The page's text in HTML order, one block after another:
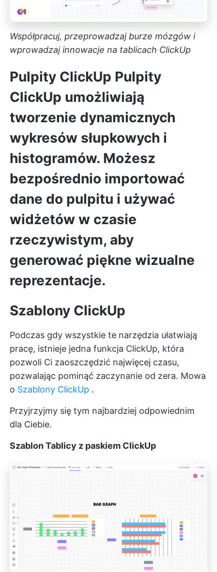
Współpracuj, przeprowadzaj burze mózgów i
wprowadzaj innowacje na tablicach ClickUp
Pulpity ClickUp Pulpity
ClickUp umożliwiają
tworzenie dynamicznych
wykresów słupkowych i
histogramów. Możesz
bezpośrednio importować
dane do pulpitu i używać
widżetów w czasie
rzeczywistym, aby
generować piękne wizualne
reprezentacje.
Szablony ClickUp
Podczas gdy wszystkie te narzędzia ułatwiają
pracę, istnieje jedna funkcja ClickUp, która
pozwoli Ci zaoszczędzić najwięcej czasu,
pozwalając pominąć zaczynanie od zera. Mowa
o Szablony ClickUp .
Przyjrzyjmy się tym najbardziej odpowiednim
dla Ciebie.
Szablon Tablicy z paskiem ClickUp